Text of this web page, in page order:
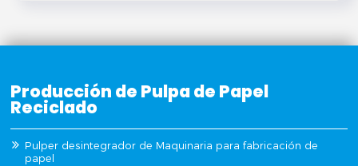
Producción de Pulpa de Papel
Reciclado
Pulper desintegrador de Maquinaria para fabricación de
papel